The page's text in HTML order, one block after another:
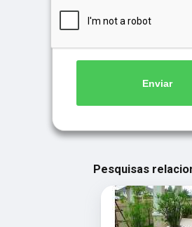
Enviar
Pesquisas